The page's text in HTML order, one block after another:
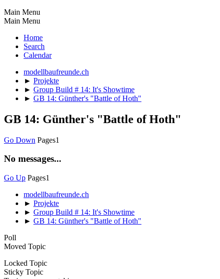
Main Menu
Main Menu
Home
Search
Calendar
modellbaufreunde.ch
► Projekte
► Group Build # 14: It's Showtime
► GB 14: Günther's "Battle of Hoth"
GB 14: Günther's "Battle of Hoth"
Go Down Pages1
No messages...
Go Up Pages1
modellbaufreunde.ch
► Projekte
► Group Build # 14: It's Showtime
► GB 14: Günther's "Battle of Hoth"
Poll
Moved Topic
Locked Topic
Sticky Topic